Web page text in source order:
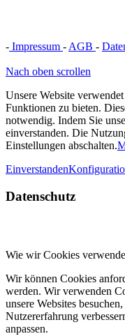
- Impressum - AGB -
Nach oben scrollen
Unsere Website
Funktionen zu bieten.
notwendig. Indem Sie
einverstanden. Die
Einstellungen abschalten.
Einverstanden
Datenschutz
Wie wir Cookies
Wir können Cookies
werden. Wir verwenden
unsere Websites
Nutzererfahrung
anpassen.